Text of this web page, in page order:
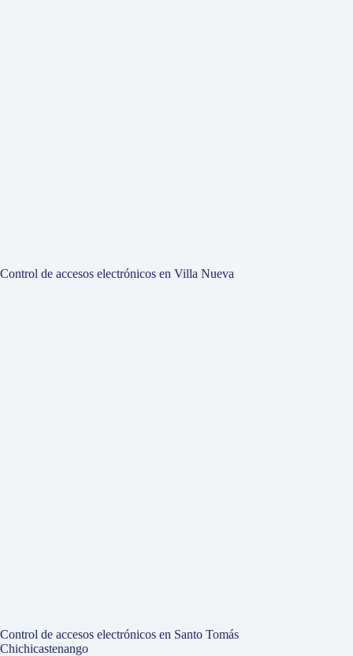
Control de accesos electrónicos en Villa Nueva
Control de accesos electrónicos en Santo Tomás
Chichicastenango